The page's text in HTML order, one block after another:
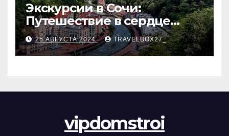
Экскурсии в Сочи:
Путешествие в сердце
Черноморского курорта
25 АВГУСТА 2024 TRAVELBOX27_
vipdomstroi